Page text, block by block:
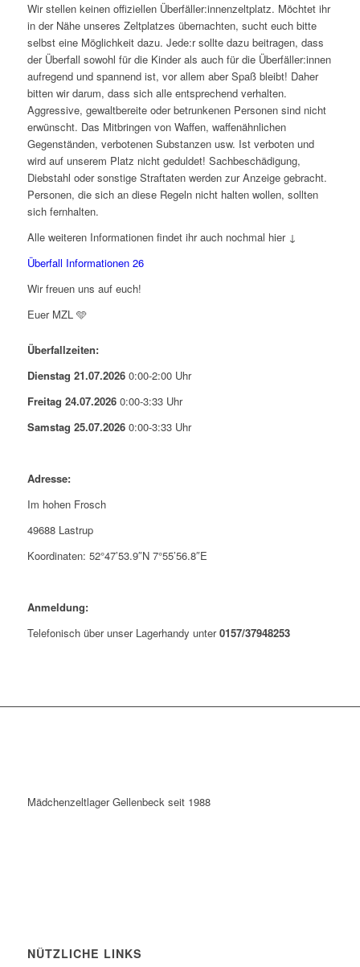
Wir stellen keinen offiziellen Überfäller:innenzeltplatz. Möchtet ihr
in der Nähe unseres Zeltplatzes übernachten, sucht euch bitte
selbst eine Möglichkeit dazu. Jede:r sollte dazu beitragen, dass
der Überfall sowohl für die Kinder als auch für die Überfäller:innen
aufregend und spannend ist, vor allem aber Spaß bleibt! Daher
bitten wir darum, dass sich alle entsprechend verhalten.
Aggressive, gewaltbereite oder betrunkenen Personen sind nicht
erwünscht. Das Mitbringen von Waffen, waffenähnlichen
Gegenständen, verbotenen Substanzen usw. Ist verboten und
wird auf unserem Platz nicht geduldet! Sachbeschädigung,
Diebstahl oder sonstige Straftaten werden zur Anzeige gebracht.
Personen, die sich an diese Regeln nicht halten wollen, sollten
sich fernhalten.
Alle weiteren Informationen findet ihr auch nochmal hier ↓
Überfall Informationen 26
Wir freuen uns auf euch!
Euer MZL 🩵
Überfallzeiten:
Dienstag 21.07.20260:00-2:00 Uhr
Freitag 24.07.20260:00-3:33 Uhr
Samstag 25.07.20260:00-3:33 Uhr
Adresse:
Im hohen Frosch
49688 Lastrup
Koordinaten: 52°47’53.9″N 7°55’56.8″E
Anmeldung:
Telefonisch über unser Lagerhandy unter0157/37948253
Mädchenzeltlager Gellenbeck seit 1988
NÜTZLICHE LINKS